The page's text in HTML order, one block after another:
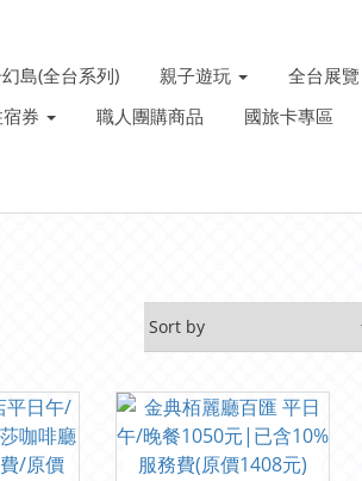
島(全台系列) 親子遊玩 全台展覽
券 職人團購商品 國旅卡專區